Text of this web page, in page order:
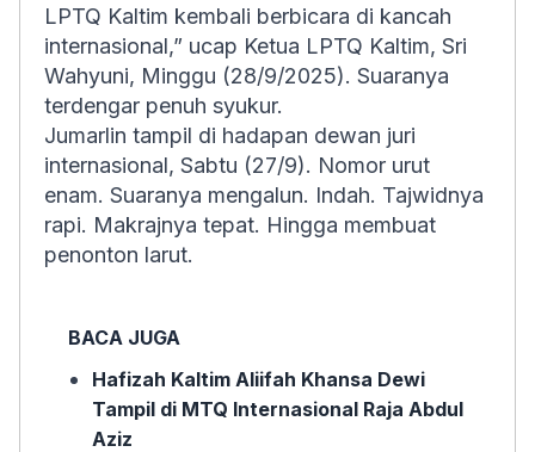
LPTQ Kaltim kembali berbicara di kancah
internasional,” ucap Ketua LPTQ Kaltim, Sri
Wahyuni, Minggu (28/9/2025). Suaranya
terdengar penuh syukur.
Jumarlin tampil di hadapan dewan juri
internasional, Sabtu (27/9). Nomor urut
enam. Suaranya mengalun. Indah. Tajwidnya
rapi. Makrajnya tepat. Hingga membuat
penonton larut.
BACA JUGA
Hafizah Kaltim Aliifah Khansa Dewi
Tampil di MTQ Internasional Raja Abdul
Aziz